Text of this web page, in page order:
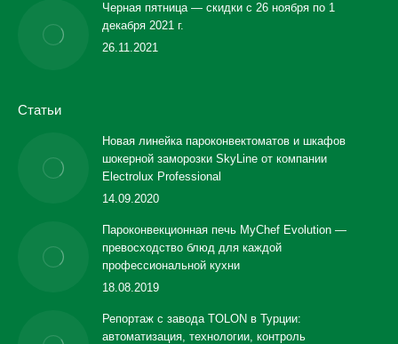
Черная пятница — скидки с 26 ноября по 1
декабря 2021 г.
26.11.2021
Статьи
Новая линейка пароконвектоматов и шкафов
шокерной заморозки SkyLine от компании
Electrolux Professional
14.09.2020
Пароконвекционная печь MyChef Evolution —
превосходство блюд для каждой
профессиональной кухни
18.08.2019
Репортаж с завода TOLON в Турции:
автоматизация, технологии, контроль